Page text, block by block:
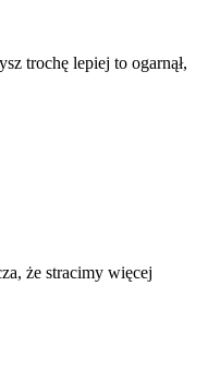
trochę lepiej to ogarnął,
że stracimy więcej